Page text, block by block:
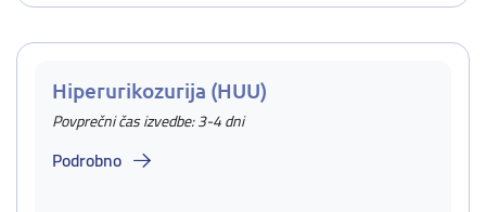
Hiperurikozurija (HUU)
Povprečni čas izvedbe: 3-4 dni
Podrobno